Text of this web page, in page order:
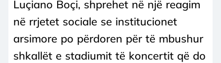
Luçiano Boçi, shprehet në një reagim
në rrjetet sociale se institucionet
arsimore po përdoren për të mbushur
shkallët e stadiumit të koncertit që do